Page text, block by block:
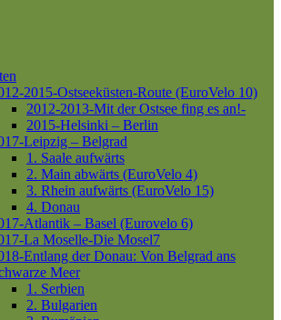
2015-Ostseeküsten-Route (EuroVelo 10)
2012-2013-Mit der Ostsee fing es an!-
2015-Helsinki – Berlin
Leipzig – Belgrad
1. Saale aufwärts
2. Main abwärts (EuroVelo 4)
3. Rhein aufwärts (EuroVelo 15)
4. Donau
Atlantik – Basel (Eurovelo 6)
La Moselle-Die Mosel7
Entlang der Donau: Von Belgrad ans
Meer
1. Serbien
2. Bulgarien